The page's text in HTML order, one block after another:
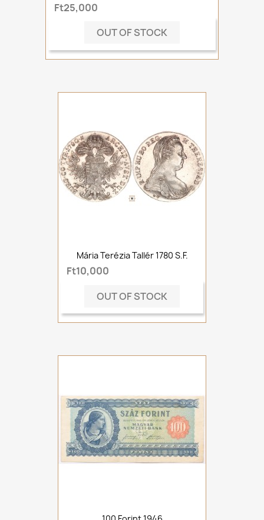
Ft25,000
OUT OF STOCK
Mária Terézia Tallér 1780 S.F.
Ft10,000
OUT OF STOCK